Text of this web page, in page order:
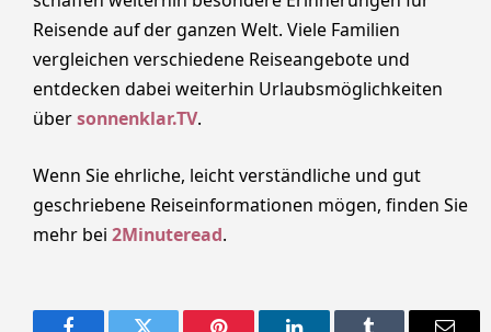
Reisende auf der ganzen Welt. Viele Familien
vergleichen verschiedene Reiseangebote und
entdecken dabei weiterhin Urlaubsmöglichkeiten
übersonnenklar.TV.
Wenn Sie ehrliche, leicht verständliche und gut
geschriebene Reiseinformationen mögen, finden Sie
mehr bei 2Minuteread.